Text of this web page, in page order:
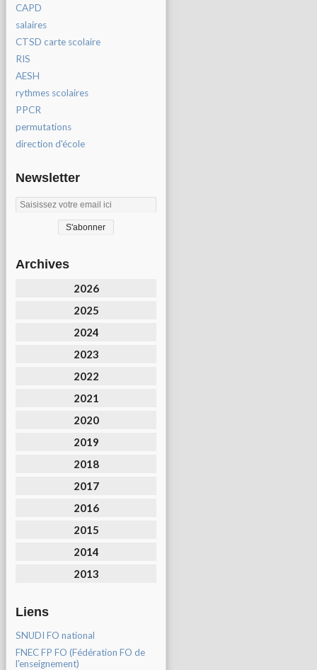
CAPD
salaires
CTSD carte scolaire
RIS
AESH
rythmes scolaires
PPCR
permutations
direction d'école
Newsletter
Archives
2026
2025
2024
2023
2022
2021
2020
2019
2018
2017
2016
2015
2014
2013
Liens
SNUDI FO national
FNEC FP FO (Fédération FO de
l'enseignement)